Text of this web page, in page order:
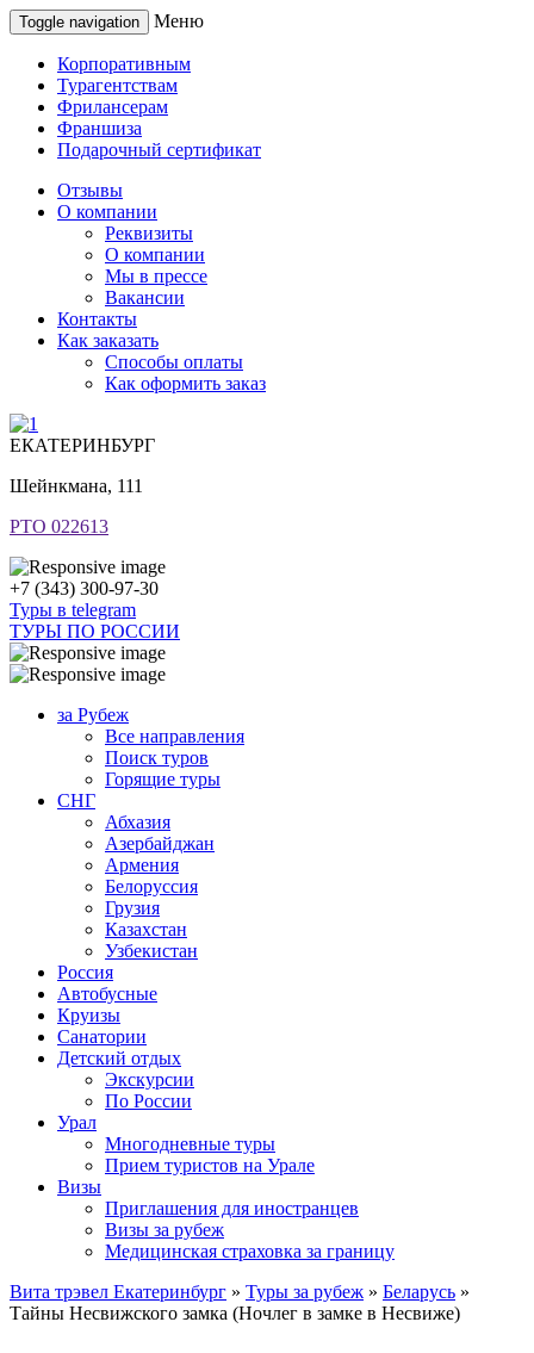
Toggle navigation Меню
Корпоративным
Турагентствам
Фрилансерам
Франшиза
Подарочный сертификат
Отзывы
О компании
Реквизиты
О компании
Мы в прессе
Вакансии
Контакты
Как заказать
Способы оплаты
Как оформить заказ
ЕКАТЕРИНБУРГ
Шейнкмана, 111
РТО 022613
+7 (343) 300-97-30
Туры в telegram
ТУРЫ ПО РОССИИ
за Рубеж
Все направления
Поиск туров
Горящие туры
СНГ
Абхазия
Азербайджан
Армения
Белоруссия
Грузия
Казахстан
Узбекистан
Россия
Автобусные
Круизы
Санатории
Детский отдых
Экскурсии
По России
Урал
Многодневные туры
Прием туристов на Урале
Визы
Приглашения для иностранцев
Визы за рубеж
Медицинская страховка за границу
Вита трэвел Екатеринбург » Туры за рубеж » Беларусь »
Тайны Несвижского замка (Ноч­лег в зам­ке в Не­сви­же)